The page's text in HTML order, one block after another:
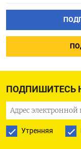
ПОДПИШИТЕСЬ
Утренняя
Военные
в небе